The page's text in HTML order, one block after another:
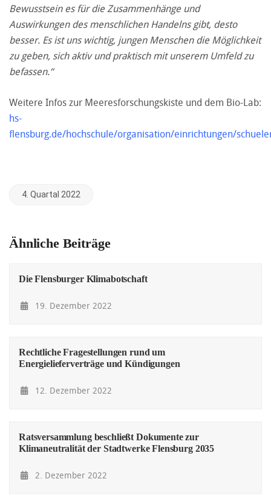
Bewusstsein es für die Zusammenhänge und
Auswirkungen des menschlichen Handelns gibt, desto
besser. Es ist uns wichtig, jungen Menschen die Möglichkeit
zu geben, sich aktiv und praktisch mit unserem Umfeld zu
befassen.“
Weitere Infos zur Meeresforschungskiste und dem Bio-Lab:
hs-
flensburg.de/hochschule/organisation/einrichtungen/
4. Quartal 2022
Ähnliche Beiträge
Die Flensburger Klimabotschaft
19. Dezember 2022
Rechtliche Fragestellungen rund um
Energielieferverträge und Kündigungen
12. Dezember 2022
Ratsversammlung beschließt Dokumente zur
Klimaneutralität der Stadtwerke Flensburg 2035
2. Dezember 2022